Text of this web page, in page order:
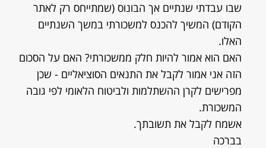
שבו עבדתי שנתיים אך הבונוס (שמתייחס רק לאתר
הקודם) המשיך להכנס למשכורתי במשך השנתיים
האלו.
האם הוא אמור להיות חלק ממשכורתי? האם על הסכום
הזה אני אמור לקבל את התנאים הסוציאליים - שכן
מפרישים לקרן ההשתלמות ולביטוח הלאומי לפי גובה
המשכורת.
אשמח לקבל את תשובתך.
בברכה